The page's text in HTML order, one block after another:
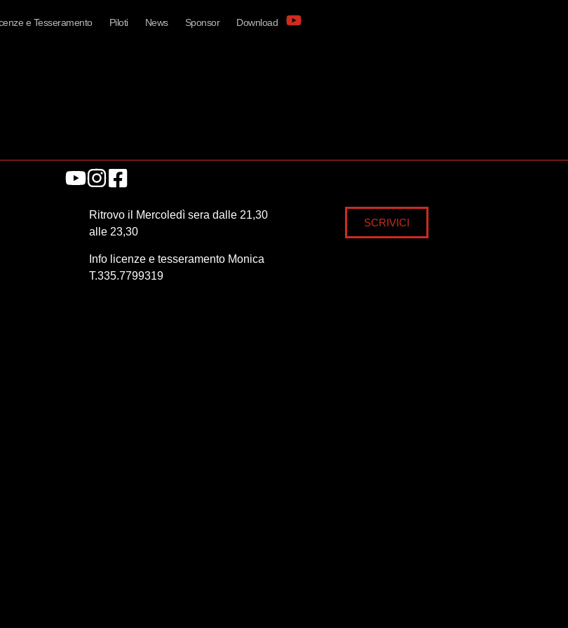
e Tesseramento Piloti News Sponsor Download
Ritrovo il Mercoledì sera dalle 21,30
alle 23,30
Info licenze e tesseramento Monica
T.335.7799319
SCRIVICI